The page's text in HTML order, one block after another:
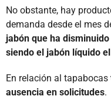
No obstante, hay
demanda desde el mes
jabón que ha
siendo el jabón líquido
En relación al tapabocas
ausencia en solicitudes.